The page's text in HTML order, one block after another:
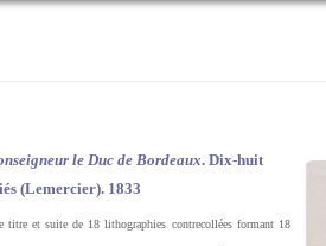
le Duc de Bordeaux. Dix-huit
(Lemercier). 1833
titre et suite de 18 lithographies contrecollées formant 18